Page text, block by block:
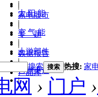
|
家电股市
|
专 题
|
数据报告
|
产品库
|
太 阳 能
|
空 气 能
|
上游部件
|
营销渠道
|
搜索 搜索 热搜: 家
网 › 门户 ›